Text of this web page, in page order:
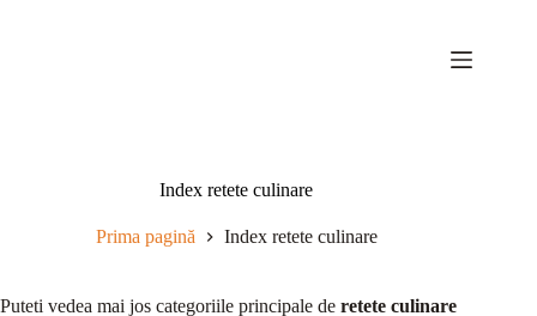
Index retete culinare
Prima pagină Index retete culinare
Puteti vedea mai jos categoriile principale de retete culinare